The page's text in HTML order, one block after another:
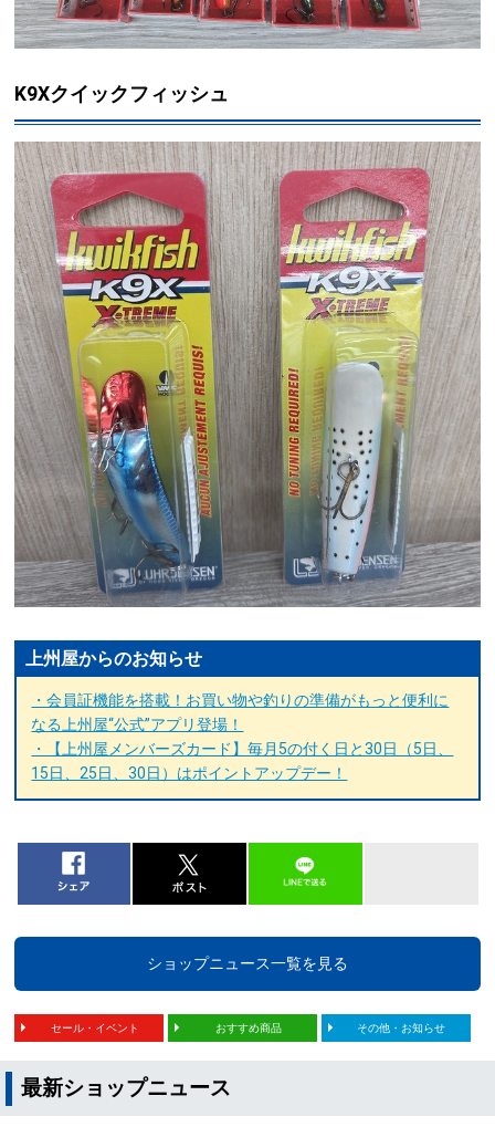
K9Xクイックフィッシュ
上州屋からのお知らせ
・会員証機能を搭載！お買い物や釣りの準備がもっと便利に
なる上州屋“公式”アプリ登場！
・【上州屋メンバーズカード】毎月5の付く日と30日（5日、
15日、25日、30日）はポイントアップデー！
ショップニュース一覧を見る
セール・イベント おすすめ商品 その他・お知らせ
最新ショップニュース